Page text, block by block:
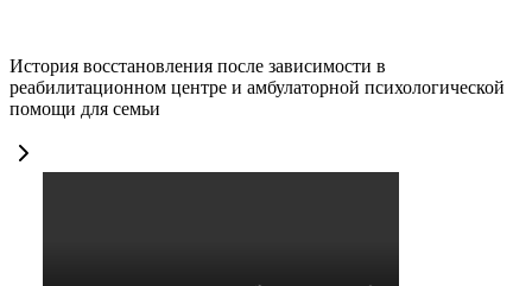
История восстановления после зависимости в
реабилитационном центре и амбулаторной психологической
помощи для семьи